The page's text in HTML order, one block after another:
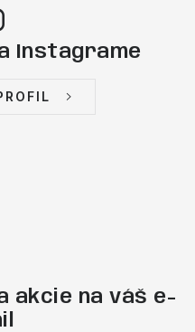
Instagrame
akcie na váš e-